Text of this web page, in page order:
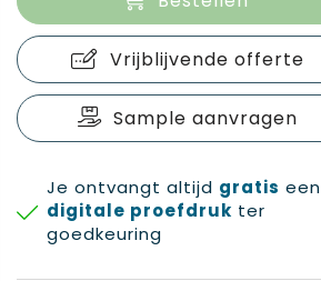
Vrijblijvende offerte
Sample aanvragen
Je ontvangt altijd gratis een
digitale proefdruk ter
goedkeuring